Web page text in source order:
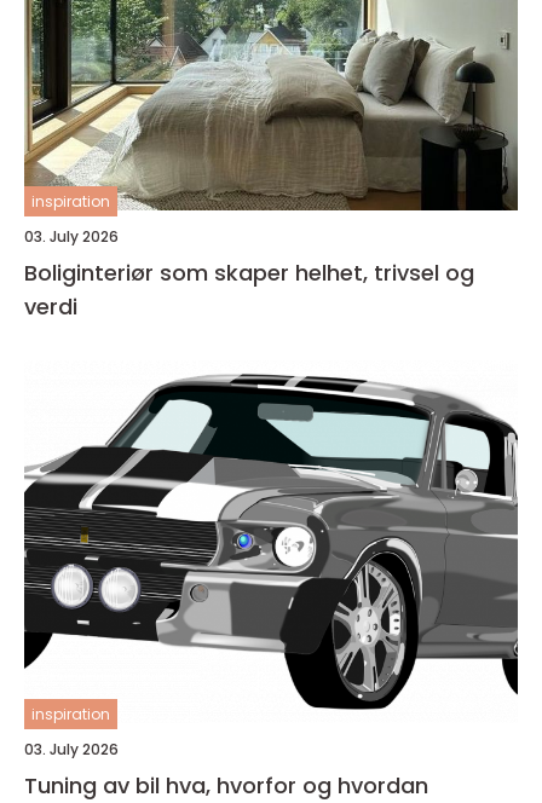
inspiration
03. July 2026
Boliginteriør som skaper helhet, trivsel og
verdi
inspiration
03. July 2026
Tuning av bil hva, hvorfor og hvordan